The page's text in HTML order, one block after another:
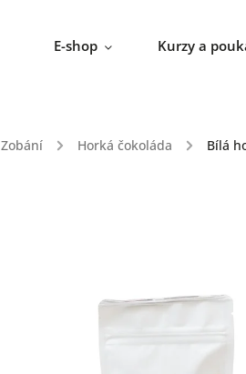
E-shop Kurzy a
Zobání / Horká čokoláda / Bílá